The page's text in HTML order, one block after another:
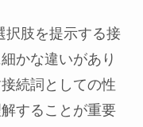
択肢を提示する接
かな違いがあり
続詞としての性
することが重要